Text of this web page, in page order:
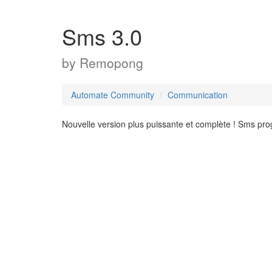
Sms 3.0
by Remopong
Automate Community Communication
Nouvelle version plus puissante et complète ! Sms